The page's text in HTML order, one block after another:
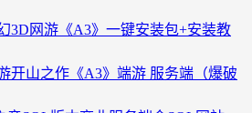
3D网游《A3》一键安装包+安装教
开山之作《A3》端游 服务端（爆破